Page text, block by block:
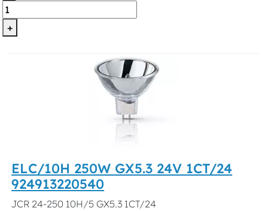
+
ELC/10H 250W GX5.3 24V 1CT/24
924913220540
JCR 24-250 10H/5 GX5.3 1CT/24